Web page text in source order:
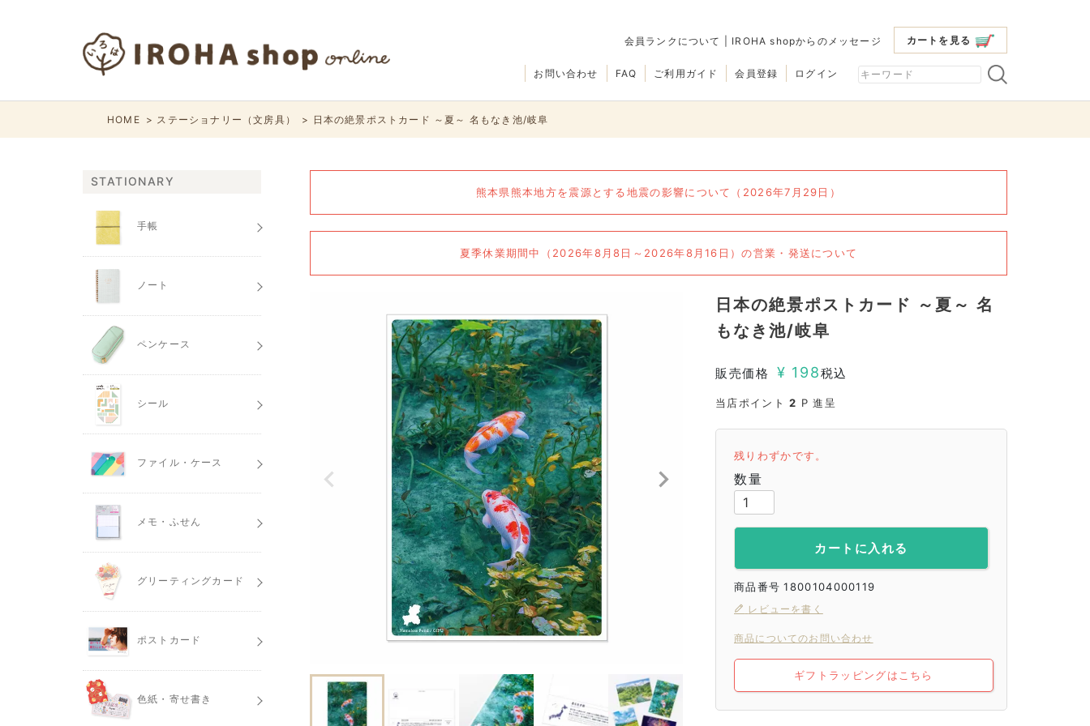
カートを見る
会員ランクについて IROHA shopからのメッセージ
会員登録 ログイン
ご利用ガイド
FAQ
お問い合わせ
HOME ステーショナリー（文房具） 日本の絶景ポストカード ～夏～ 名もなき池/岐阜
熊本県熊本地方を震源とする地震の影響について（2026年7月29日）
夏季休業期間中（2026年8月8日～2026年8月16日）の営業・発送について
日本の絶景ポストカード ～夏～ 名
もなき池/岐阜
販売価格 ¥ 198税込
当店ポイント 2 P 進呈
残りわずかです。
カートに入れる
商品番号 1800104000119
レビューを書く
商品についてのお問い合わせ
ギフトラッピングはこちら
STATIONARY
手帳
ノート
ペンケース
シール
ファイル・ケース
メモ・ふせん
グリーティングカード
ポストカード
色紙・寄せ書き